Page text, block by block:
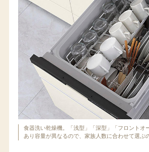
食器洗い乾燥機。「浅型」「深型」「フロントオ
あり容量が異なるので、家族人数に合わせて選ぶ